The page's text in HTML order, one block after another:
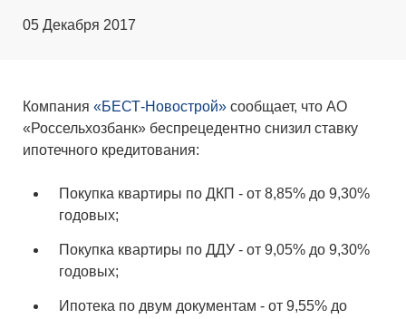
05 Декабря 2017
Компания «БЕСТ-Новострой» сообщает, что АО
«Россельхозбанк» беспрецедентно снизил ставку
ипотечного кредитования:
Покупка квартиры по ДКП - от 8,85% до 9,30%
годовых;
Покупка квартиры по ДДУ - от 9,05% до 9,30%
годовых;
Ипотека по двум документам - от 9,55% до